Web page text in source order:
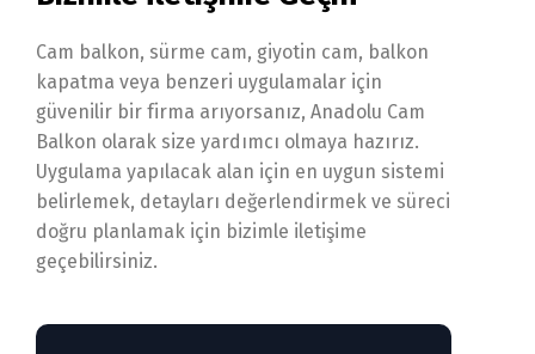
Cam balkon, sürme cam, giyotin cam, balkon
kapatma veya benzeri uygulamalar için
güvenilir bir firma arıyorsanız, Anadolu Cam
Balkon olarak size yardımcı olmaya hazırız.
Uygulama yapılacak alan için en uygun sistemi
belirlemek, detayları değerlendirmek ve süreci
doğru planlamak için bizimle iletişime
geçebilirsiniz.